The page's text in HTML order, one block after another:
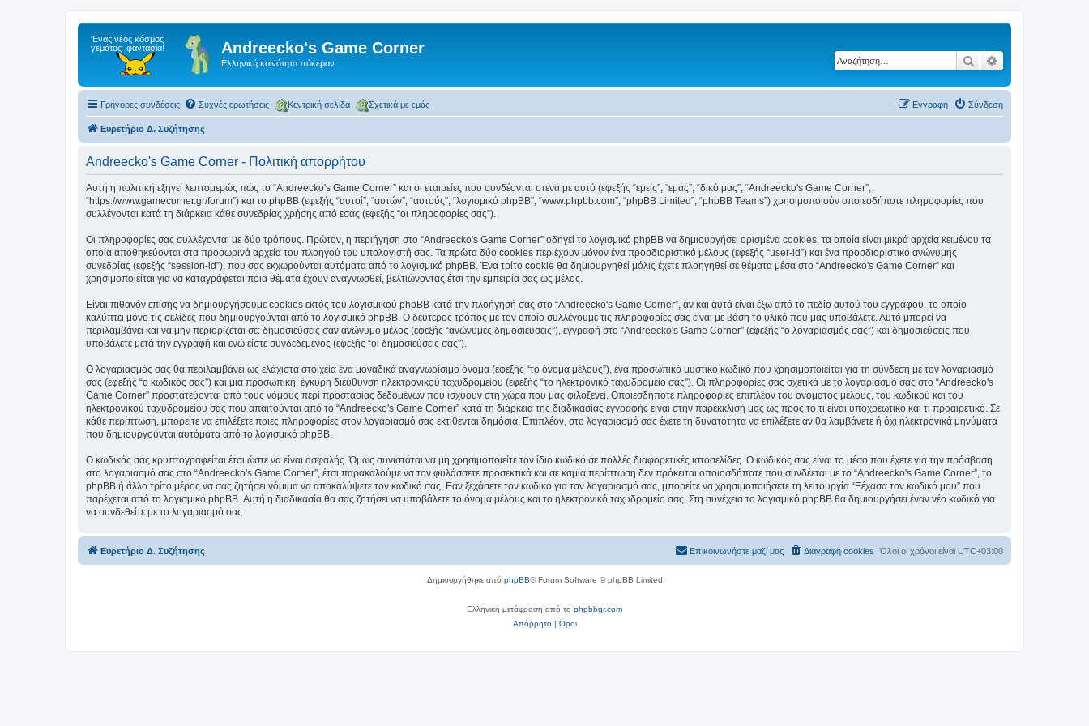
Andreecko's Game Corner
Ελληνική κοινότητα πόκεμον Αναζήτηση
Γρήγορες συνδέσεις Συχνές ερωτήσεις Κεντρική σελίδα Σχετικά με εμάς Σύνδεση
Εγγραφή
Ευρετήριο Δ. Συζήτησης
Andreecko's Game Corner - Πολιτική απορρήτου
Αυτή η πολιτική εξηγεί λεπτομερώς πώς το “Andreecko's Game Corner” και οι εταιρείες που συνδέονται στενά με αυτό (εφεξής “εμείς”, “εμάς”, “δικό μας”, “Andreecko's Game Corner”,
“https://www.gamecorner.gr/forum”) και το phpBB (εφεξής “αυτοί”, “αυτών”, “αυτούς”, “λογισμικό phpBB”, “www.phpbb.com”, “phpBB Limited”, “phpBB Teams”) χρησιμοποιούν οποιεσδήποτε πληροφορίες που
συλλέγονται κατά τη διάρκεια κάθε συνεδρίας χρήσης από εσάς (εφεξής “οι πληροφορίες σας”).
Οι πληροφορίες σας συλλέγονται με δύο τρόπους. Πρώτον, η περιήγηση στο “Andreecko's Game Corner” οδηγεί το λογισμικό phpBB να δημιουργήσει ορισμένα cookies, τα οποία είναι μικρά αρχεία κειμένου τα
οποία αποθηκεύονται στα προσωρινά αρχεία του πλοηγού του υπολογιστή σας. Τα πρώτα δύο cookies περιέχουν μόνον ένα προσδιοριστικό μέλους (εφεξής “user-id”) και ένα προσδιοριστικό ανώνυμης
συνεδρίας (εφεξής “session-id”), που σας εκχωρούνται αυτόματα από το λογισμικό phpBB. Ένα τρίτο cookie θα δημιουργηθεί μόλις έχετε πλοηγηθεί σε θέματα μέσα στο “Andreecko's Game Corner” και
χρησιμοποιείται για να καταγράφεται ποια θέματα έχουν αναγνωσθεί, βελτιώνοντας έτσι την εμπειρία σας ως μέλος.
Είναι πιθανόν επίσης να δημιουργήσουμε cookies εκτός του λογισμικού phpBB κατά την πλοήγησή σας στο “Andreecko's Game Corner”, αν και αυτά είναι έξω από το πεδίο αυτού του εγγράφου, το οποίο
καλύπτει μόνο τις σελίδες που δημιουργούνται από το λογισμικό phpBB. Ο δεύτερος τρόπος με τον οποίο συλλέγουμε τις πληροφορίες σας είναι με βάση το υλικό που μας υποβάλετε. Αυτό μπορεί να
περιλαμβάνει και να μην περιορίζεται σε: δημοσιεύσεις σαν ανώνυμο μέλος (εφεξής “ανώνυμες δημοσιεύσεις”), εγγραφή στο “Andreecko's Game Corner” (εφεξής “ο λογαριασμός σας”) και δημοσιεύσεις που
υποβάλετε μετά την εγγραφή και ενώ είστε συνδεδεμένος (εφεξής “οι δημοσιεύσεις σας”).
Ο λογαριασμός σας θα περιλαμβάνει ως ελάχιστα στοιχεία ένα μοναδικά αναγνωρίσιμο όνομα (εφεξής “το όνομα μέλους”), ένα προσωπικό μυστικό κωδικό που χρησιμοποιείται για τη σύνδεση με τον λογαριασμό
σας (εφεξής “ο κωδικός σας”) και μια προσωπική, έγκυρη διεύθυνση ηλεκτρονικού ταχυδρομείου (εφεξής “το ηλεκτρονικό ταχυδρομείο σας”). Οι πληροφορίες σας σχετικά με το λογαριασμό σας στο “Andreecko's
Game Corner” προστατεύονται από τους νόμους περί προστασίας δεδομένων που ισχύουν στη χώρα που μας φιλοξενεί. Οποιεσδήποτε πληροφορίες επιπλέον του ονόματος μέλους, του κωδικού και του
ηλεκτρονικού ταχυδρομείου σας που απαιτούνται από το “Andreecko's Game Corner” κατά τη διάρκεια της διαδικασίας εγγραφής είναι στην παρέκκλισή μας ως προς το τι είναι υποχρεωτικό και τι προαιρετικό. Σε
κάθε περίπτωση, μπορείτε να επιλέξετε ποιες πληροφορίες στον λογαριασμό σας εκτίθενται δημόσια. Επιπλέον, στο λογαριασμό σας έχετε τη δυνατότητα να επιλέξετε αν θα λαμβάνετε ή όχι ηλεκτρονικά μηνύματα
που δημιουργούνται αυτόματα από το λογισμικό phpBB.
Ο κωδικός σας κρυπτογραφείται έτσι ώστε να είναι ασφαλής. Όμως συνιστάται να μη χρησιμοποιείτε τον ίδιο κωδικό σε πολλές διαφορετικές ιστοσελίδες. Ο κωδικός σας είναι το μέσο που έχετε για την πρόσβαση
στο λογαριασμό σας στο “Andreecko's Game Corner”, έτσι παρακαλούμε να τον φυλάσσετε προσεκτικά και σε καμία περίπτωση δεν πρόκειται οποιοσδήποτε που συνδέεται με το “Andreecko's Game Corner”, το
phpBB ή άλλο τρίτο μέρος να σας ζητήσει νόμιμα να αποκαλύψετε τον κωδικό σας. Εάν ξεχάσετε τον κωδικό για τον λογαριασμό σας, μπορείτε να χρησιμοποιήσετε τη λειτουργία “Ξέχασα τον κωδικό μου” που
παρέχεται από το λογισμικό phpBB. Αυτή η διαδικασία θα σας ζητήσει να υποβάλετε το όνομα μέλους και το ηλεκτρονικό ταχυδρομείο σας. Στη συνέχεια το λογισμικό phpBB θα δημιουργήσει έναν νέο κωδικό για
να συνδεθείτε με το λογαριασμό σας.
Ευρετήριο Δ. Συζήτησης Όλοι οι χρόνοι είναι UTC+03:00
Διαγραφή cookies
Επικοινωνήστε μαζί μας
Δημιουργήθηκε από phpBB® Forum Software © phpBB Limited
Ελληνική μετάφραση από το phpbbgr.com
Απόρρητο|Όροι